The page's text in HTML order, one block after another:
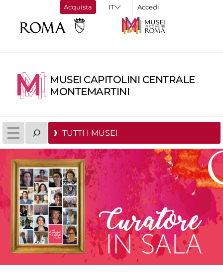
Acquista Accedi
MUSEI CAPITOLINI CENTRALE
MONTEMARTINI
TUTTI I MUSEI